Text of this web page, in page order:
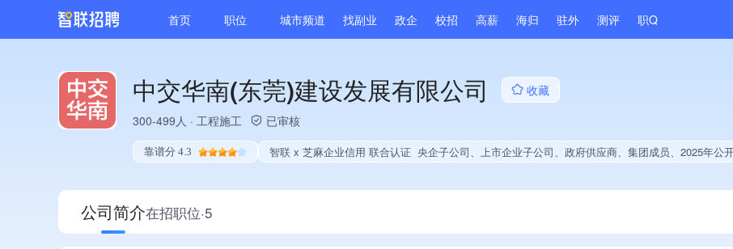
首页 职位 城市频道 找副业 政企 校招 高薪 海归 驻外 测评 职Q
中交华南(东莞)建设发展有限公司
收藏
300-499人 · 工程施工 已审核
靠谱分 4.3 智联 x 芝麻企业信用 联合认证 央企子公司、上市企业子公司、政府供应商、集团成员、2025年公
公司简介在招职位·5